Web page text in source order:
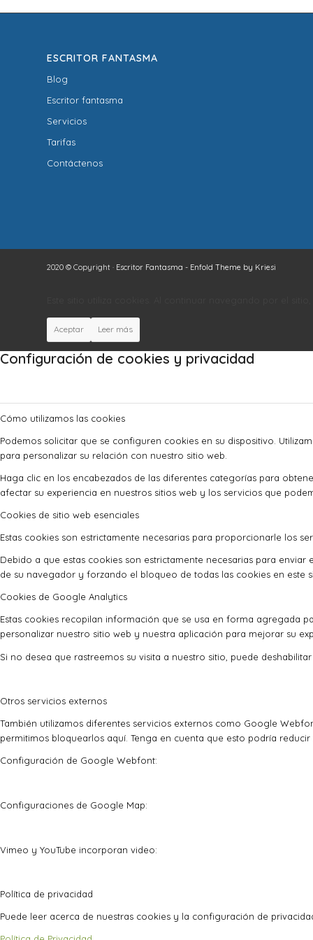
ESCRITOR FANTASMA
Blog
Escritor fantasma
Servicios
Tarifas
Contáctenos
2020 © Copyright · Escritor Fantasma - Enfold Theme by Kriesi
Aceptar Leer más
Configuración de cookies y privacidad
Cómo utilizamos las cookies
Podemos solicitar que se configuren cookies en su dispositivo.
para personalizar su relación con nuestro sitio web.
Haga clic en los encabezados de las diferentes categorías para
afectar su experiencia en nuestros sitios web y los servicios que
Cookies de sitio web esenciales
Estas cookies son estrictamente necesarias para proporcionarle los
Debido a que estas cookies son estrictamente necesarias para
de su navegador y forzando el bloqueo de todas las cookies en este
Cookies de Google Analytics
Estas cookies recopilan información que se usa en forma agregada
personalizar nuestro sitio web y nuestra aplicación para mejorar su
Si no desea que rastreemos su visita a nuestro sitio, puede
Otros servicios externos
También utilizamos diferentes servicios externos como Google
permitimos bloquearlos aquí. Tenga en cuenta que esto podría
Configuración de Google Webfont:
Configuraciones de Google Map:
Vimeo y YouTube incorporan video:
Política de privacidad
Puede leer acerca de nuestras cookies y la configuración de